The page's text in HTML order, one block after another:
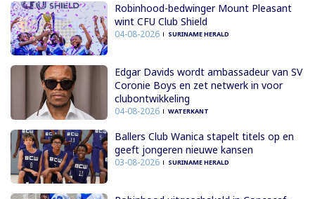
Robinhood-bedwinger Mount Pleasant
wint CFU Club Shield
04-08-2026 SURINAME HERALD
Edgar Davids wordt ambassadeur van SV
Coronie Boys en zet netwerk in voor
clubontwikkeling
04-08-2026 WATERKANT
Ballers Club Wanica stapelt titels op en
geeft jongeren nieuwe kansen
03-08-2026 SURINAME HERALD